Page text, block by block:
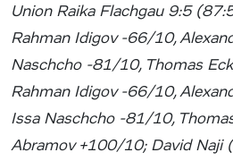
Union Raika Flachgau 9:5
Rahman Idigov -66/10,
Naschcho -81/10, Thomas
Rahman Idigov -66/10,
Issa Naschcho -81/10,
Abramov +100/10; David Naji